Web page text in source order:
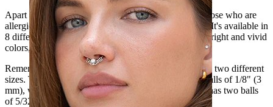
Apart from being very flexible, PTFE is perfect for those who are
allergic to nickel, because PTFE is 100% nickel-free. It's available in
8 different colors: from a discreet clear color to very bright and vivid
colors, perfect for standing out.
Remember that this barbell is available in 8 colors and two different
sizes. The model with a length of 5/16" (8 mm) has balls of 1/8" (3
mm), while the model with a length of 3/8" (10 mm) has two balls
of 5/32" (4 mm).